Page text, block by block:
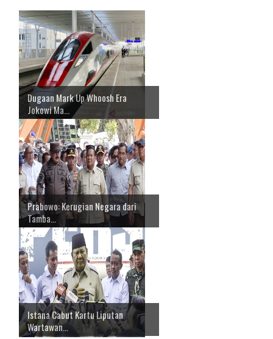
Dugaan Mark Up Whoosh Era
Jokowi Ma...
Prabowo: Kerugian Negara dari
Tamba...
Istana Cabut Kartu Liputan
Wartawan...